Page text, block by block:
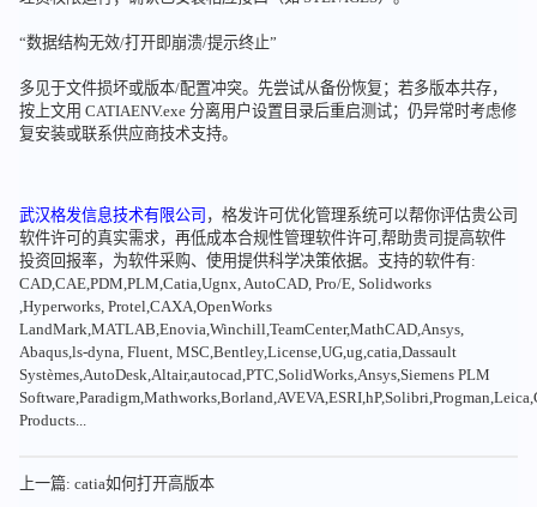
“数据结构无效/打开即崩溃/提示终止”
多见于文件损坏或版本/配置冲突。先尝试从备份恢复；若多版本共存，
按上文用 CATIAENV.exe 分离用户设置目录后重启测试；仍异常时考虑修
复安装或联系供应商技术支持。
武汉格发信息技术有限公司 ，格发许可优化管理系统可以帮你评估贵公司
软件许可的真实需求，再低成本合规性管理软件许可,帮助贵司提高软件
投资回报率，为软件采购、使用提供科学决策依据。支持的软件有:
CAD,CAE,PDM,PLM,Catia,Ugnx, AutoCAD, Pro/E, Solidworks
,Hyperworks, Protel,CAXA,OpenWorks
LandMark,MATLAB,Enovia,Winchill,TeamCenter,MathCAD,Ansys,
Abaqus,ls-dyna, Fluent, MSC,Bentley,License,UG,ug,catia,Dassault
Systèmes,AutoDesk,Altair,autocad,PTC,SolidWorks,Ansys,Siemens PLM
Products...
上一篇: catia如何打开高版本